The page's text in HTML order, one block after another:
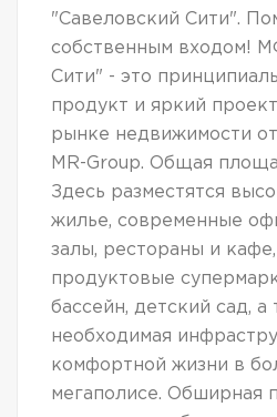
"Савеловский Сити".
собственным входом!
Сити" - это
продукт и яркий
рынке недвижимости
MR-Group. Общая
Здесь разместятся
жилье, современные
залы, рестораны и кафе,
продуктовые
бассейн, детский сад, а
необходимая
комфортной жизни в
мегаполисе. Обширная